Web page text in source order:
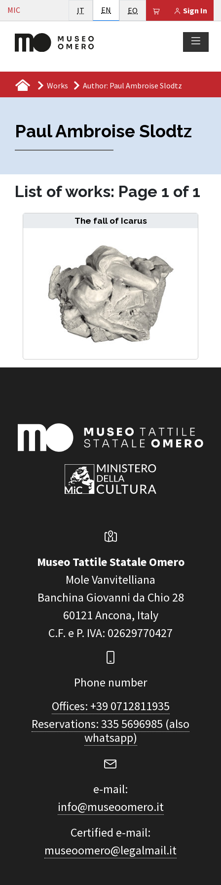
Vai al contenuto
MIC Sign In
Il tuo carrello è
IT Italiano
EN English
EO Esperanto
Works Author: Paul Ambroise Slodtz
Paul Ambroise Slodtz
List of works: Page 1 of 1
The fall of Icarus
Museo Tattile Statale Omero
Mole Vanvitelliana
Banchina Giovanni da Chio 28
60121Ancona, Italy
C.F. e P. IVA: 02629770427
Phone number
Offices: +39 0712811935
Reservations: 335 5696985 (also
whatsapp)
e-mail:
info@museoomero.it
Certified e-mail:
museoomero@legalmail.it